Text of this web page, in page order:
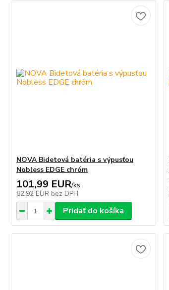
NOVA Bidetová batéria s výpusťou
Nobless EDGE chróm
101,99 EUR/ks
82,92 EUR bez DPH
Pridať do košíka